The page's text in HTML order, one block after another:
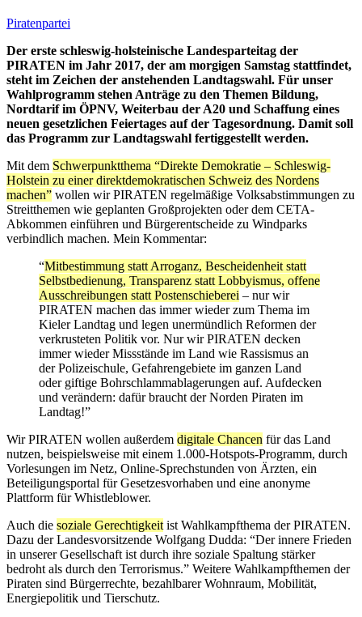
Piratenpartei
Der erste schleswig-holsteinische Landesparteitag der
PIRATEN im Jahr 2017, der am morgigen Samstag stattfindet,
steht im Zeichen der anstehenden Landtagswahl. Für unser
Wahlprogramm stehen Anträge zu den Themen Bildung,
Nordtarif im ÖPNV, Weiterbau der A20 und Schaffung eines
neuen gesetzlichen Feiertages auf der Tagesordnung. Damit soll
das Programm zur Landtagswahl fertiggestellt werden.
Mit dem Schwerpunktthema “Direkte Demokratie – Schleswig-
Holstein zu einer direktdemokratischen Schweiz des Nordens
machen” wollen wir PIRATEN regelmäßige Volksabstimmungen zu
Streitthemen wie geplanten Großprojekten oder dem CETA-
Abkommen einführen und Bürgerentscheide zu Windparks
verbindlich machen. Mein Kommentar:
“Mitbestimmung statt Arroganz, Bescheidenheit statt
Selbstbedienung, Transparenz statt Lobbyismus, offene
Ausschreibungen statt Postenschieberei – nur wir
PIRATEN machen das immer wieder zum Thema im
Kieler Landtag und legen unermündlich Reformen der
verkrusteten Politik vor. Nur wir PIRATEN decken
immer wieder Missstände im Land wie Rassismus an
der Polizeischule, Gefahrengebiete im ganzen Land
oder giftige Bohrschlammablagerungen auf. Aufdecken
und verändern: dafür braucht der Norden Piraten im
Landtag!”
Wir PIRATEN wollen außerdem digitale Chancen für das Land
nutzen, beispielsweise mit einem 1.000-Hotspots-Programm, durch
Vorlesungen im Netz, Online-Sprechstunden von Ärzten, ein
Beteiligungsportal für Gesetzesvorhaben und eine anonyme
Plattform für Whistleblower.
Auch die soziale Gerechtigkeit ist Wahlkampfthema der PIRATEN.
Dazu der Landesvorsitzende Wolfgang Dudda: “Der innere Frieden
in unserer Gesellschaft ist durch ihre soziale Spaltung stärker
bedroht als durch den Terrorismus.” Weitere Wahlkampfthemen der
Piraten sind Bürgerrechte, bezahlbarer Wohnraum, Mobilität,
Energiepolitik und Tierschutz.